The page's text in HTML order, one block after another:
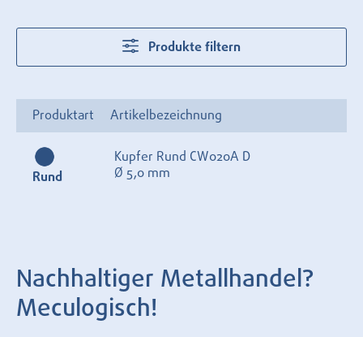
Produkte filtern
Produktart Artikelbezeichnung
Rund
Kupfer Rund CW020A D
Ø 5,0 mm
Nachhaltiger Metallhandel?
Meculogisch!